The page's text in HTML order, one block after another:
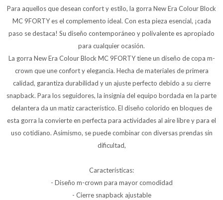
Para aquellos que desean confort y estilo, la gorra New Era Colour Block
MC 9FORTY es el complemento ideal. Con esta pieza esencial, ¡cada
paso se destaca! Su diseño contemporáneo y polivalente es apropiado
para cualquier ocasión.
La gorra New Era Colour Block MC 9FORTY tiene un diseño de copa m-
crown que une confort y elegancia. Hecha de materiales de primera
calidad, garantiza durabilidad y un ajuste perfecto debido a su cierre
snapback. Para los seguidores, la insignia del equipo bordada en la parte
delantera da un matiz característico. El diseño colorido en bloques de
esta gorra la convierte en perfecta para actividades al aire libre y para el
uso cotidiano. Asimismo, se puede combinar con diversas prendas sin
dificultad,
Características:
- Diseño m-crown para mayor comodidad
- Cierre snapback ajustable